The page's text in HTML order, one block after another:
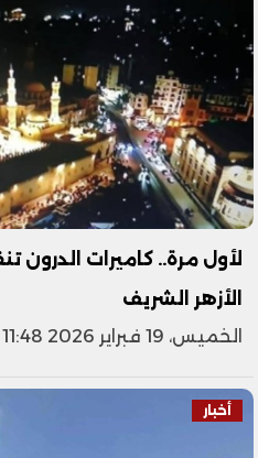
لأول مرة.. كاميرات الدرون
الأزهر الشريف
الخميس، 19 فبراير 2026 11:48 م
أخبار